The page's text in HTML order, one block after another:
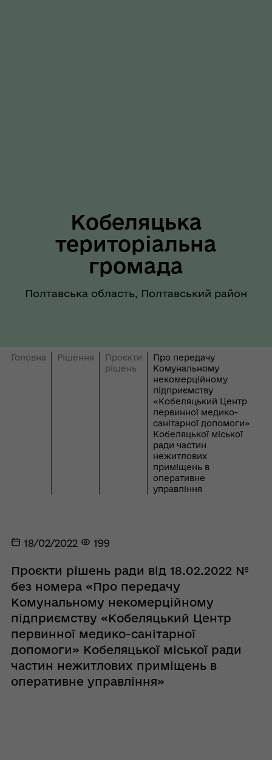
Кобеляцька
територіальна
громада
Полтавська область, Полтавський район
Головна Рішення
Проєкти
рішень
Про передачу
Комунальному
некомерційному
підприємству
«Кобеляцький Центр
первинної медико-
санітарної допомоги»
Кобеляцької міської
ради частин
нежитлових
приміщень в
оперативне
управління
18/02/2022 199
Проєкти рішень ради від 18.02.2022 №
без номера «Про передачу
Комунальному некомерційному
підприємству «Кобеляцький Центр
первинної медико-санітарної
допомоги» Кобеляцької міської ради
частин нежитлових приміщень в
оперативне управління»